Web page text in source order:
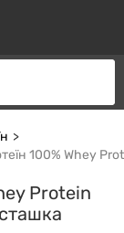
100% Whey
Protein